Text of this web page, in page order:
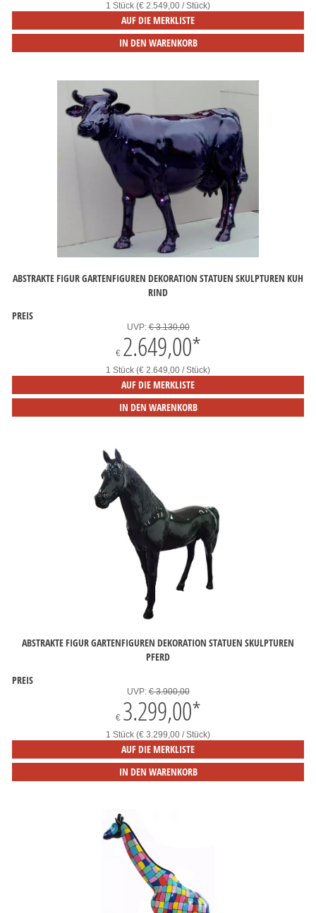
1 Stück (€ 2.549,00 / Stück)
AUF DIE MERKLISTE
IN DEN WARENKORB
ABSTRAKTE FIGUR GARTENFIGUREN DEKORATION STATUEN SKULPTUREN KUH
RIND
PREIS
UVP:€ 3.130,00
€ 2.649,00*
1 Stück (€ 2.649,00 / Stück)
AUF DIE MERKLISTE
IN DEN WARENKORB
ABSTRAKTE FIGUR GARTENFIGUREN DEKORATION STATUEN SKULPTUREN
PFERD
PREIS
UVP:€ 3.900,00
€ 3.299,00*
1 Stück (€ 3.299,00 / Stück)
AUF DIE MERKLISTE
IN DEN WARENKORB